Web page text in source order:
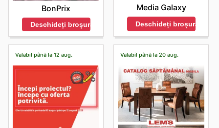
BonPrix
Deschideți broșura
Media Galaxy
Deschideți broșura
Valabil până la 12 aug. Valabil până la 20 aug.